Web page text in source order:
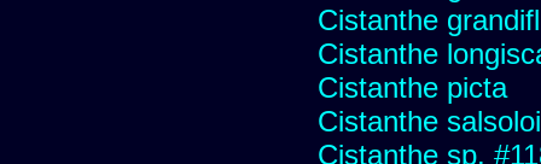
Cistanthe
Cistanthe
Cistanthe picta
Cistanthe
Cistanthe sp.